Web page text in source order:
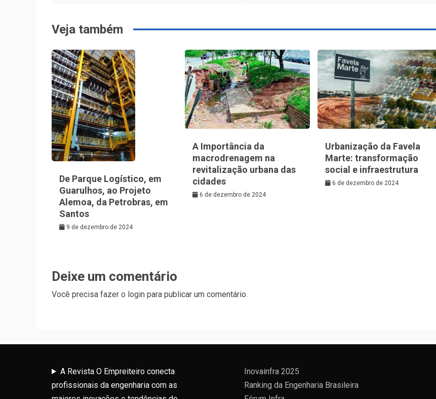
Post
Veja também
De Parque Logístico, em
Guarulhos, ao Projeto
Alemoa, da Petrobras, em
Santos
9 de dezembro de 2024
A Importância da
macrodrenagem na
revitalização urbana das
cidades
6 de dezembro de 2024
Urbanização da Favela
Marte: transformação
social e infraestrutura
6 de dezembro de 2024
Deixe um comentário
Você precisa fazer o login para publicar um comentário.
A Revista O Empreiteiro conecta
profissionais da engenharia com as
Inovainfra 2025
Ranking da Engenharia Brasileira